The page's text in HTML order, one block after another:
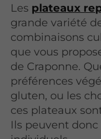
Les plateaux
grande variété
combinaisons
que vous
de Craponne.
préférences
gluten, ou les
ces plateaux
Ils peuvent